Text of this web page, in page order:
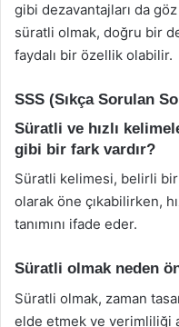
gibi dezavantajları da
süratli olmak, doğru bir
faydalı bir özellik olabilir.
SSS (Sıkça Sorulan
Süratli ve hızlı
gibi bir fark vardır?
Süratli kelimesi, belirli
olarak öne çıkabilirken,
tanımını ifade eder.
Süratli olmak neden
Süratli olmak, zaman
elde etmek ve verimliliği